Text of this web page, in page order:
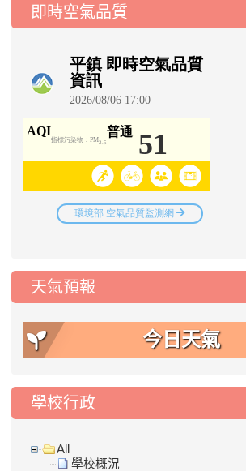
即時空氣品質
天氣預報
今日天氣
學校行政
All
學校概況